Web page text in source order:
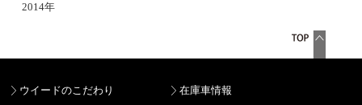
2014年
ウイードのこだわり
在庫車情報